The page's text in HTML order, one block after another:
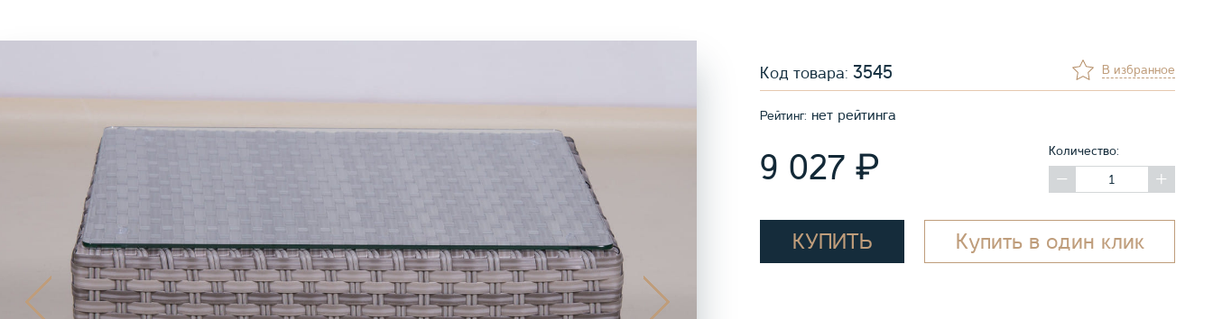
Код товара: 3545 В избранное
Рейтинг: нет рейтинга
9 027 ₽ Количество:
КУПИТЬ Купить в один клик